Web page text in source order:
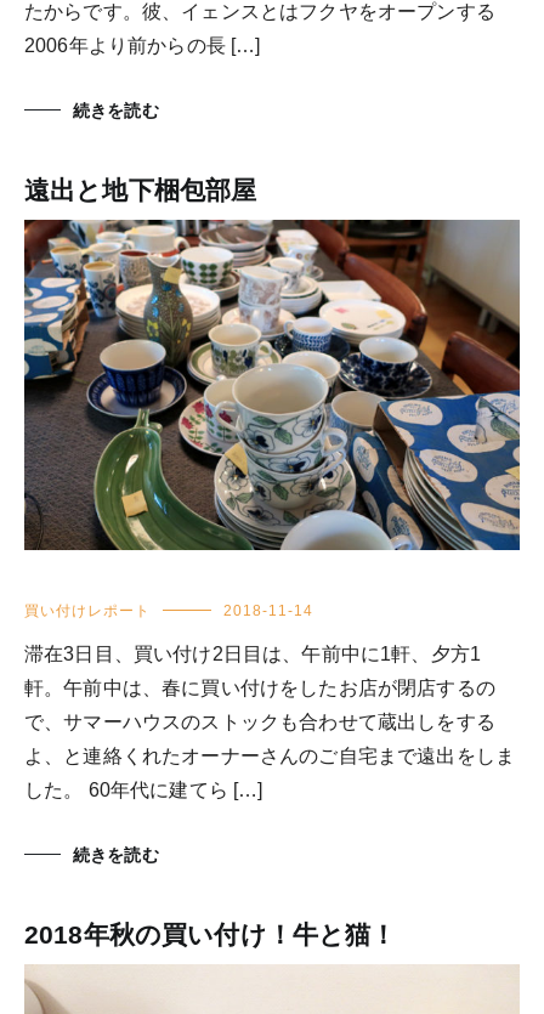
たからです。彼、イェンスとはフクヤをオープンする
2006年より前からの長 […]
続きを読む
遠出と地下梱包部屋
買い付けレポート 2018-11-14
滞在3日目、買い付け2日目は、午前中に1軒、夕方1
軒。午前中は、春に買い付けをしたお店が閉店するの
で、サマーハウスのストックも合わせて蔵出しをする
よ、と連絡くれたオーナーさんのご自宅まで遠出をしま
した。 60年代に建てら […]
続きを読む
2018年秋の買い付け！牛と猫！